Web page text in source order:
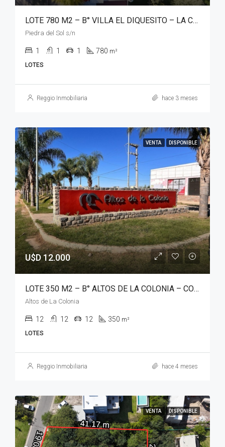
LOTE 780 M2 – B° VILLA EL DIQUESITO – LA CALERA
Piedra del Sol s/n
1 1 1 780 m²
LOTES
Reggio Inmobiliaria hace 3 meses
VENTA DISPONIBLE
U$D 12.000
LOTE 350 M2 – B° ALTOS DE LA COLONIA – COLONIA TIROLESA
Altos de La Colonia
12 12 12 350 m²
LOTES
Reggio Inmobiliaria hace 4 meses
VENTA DISPONIBLE